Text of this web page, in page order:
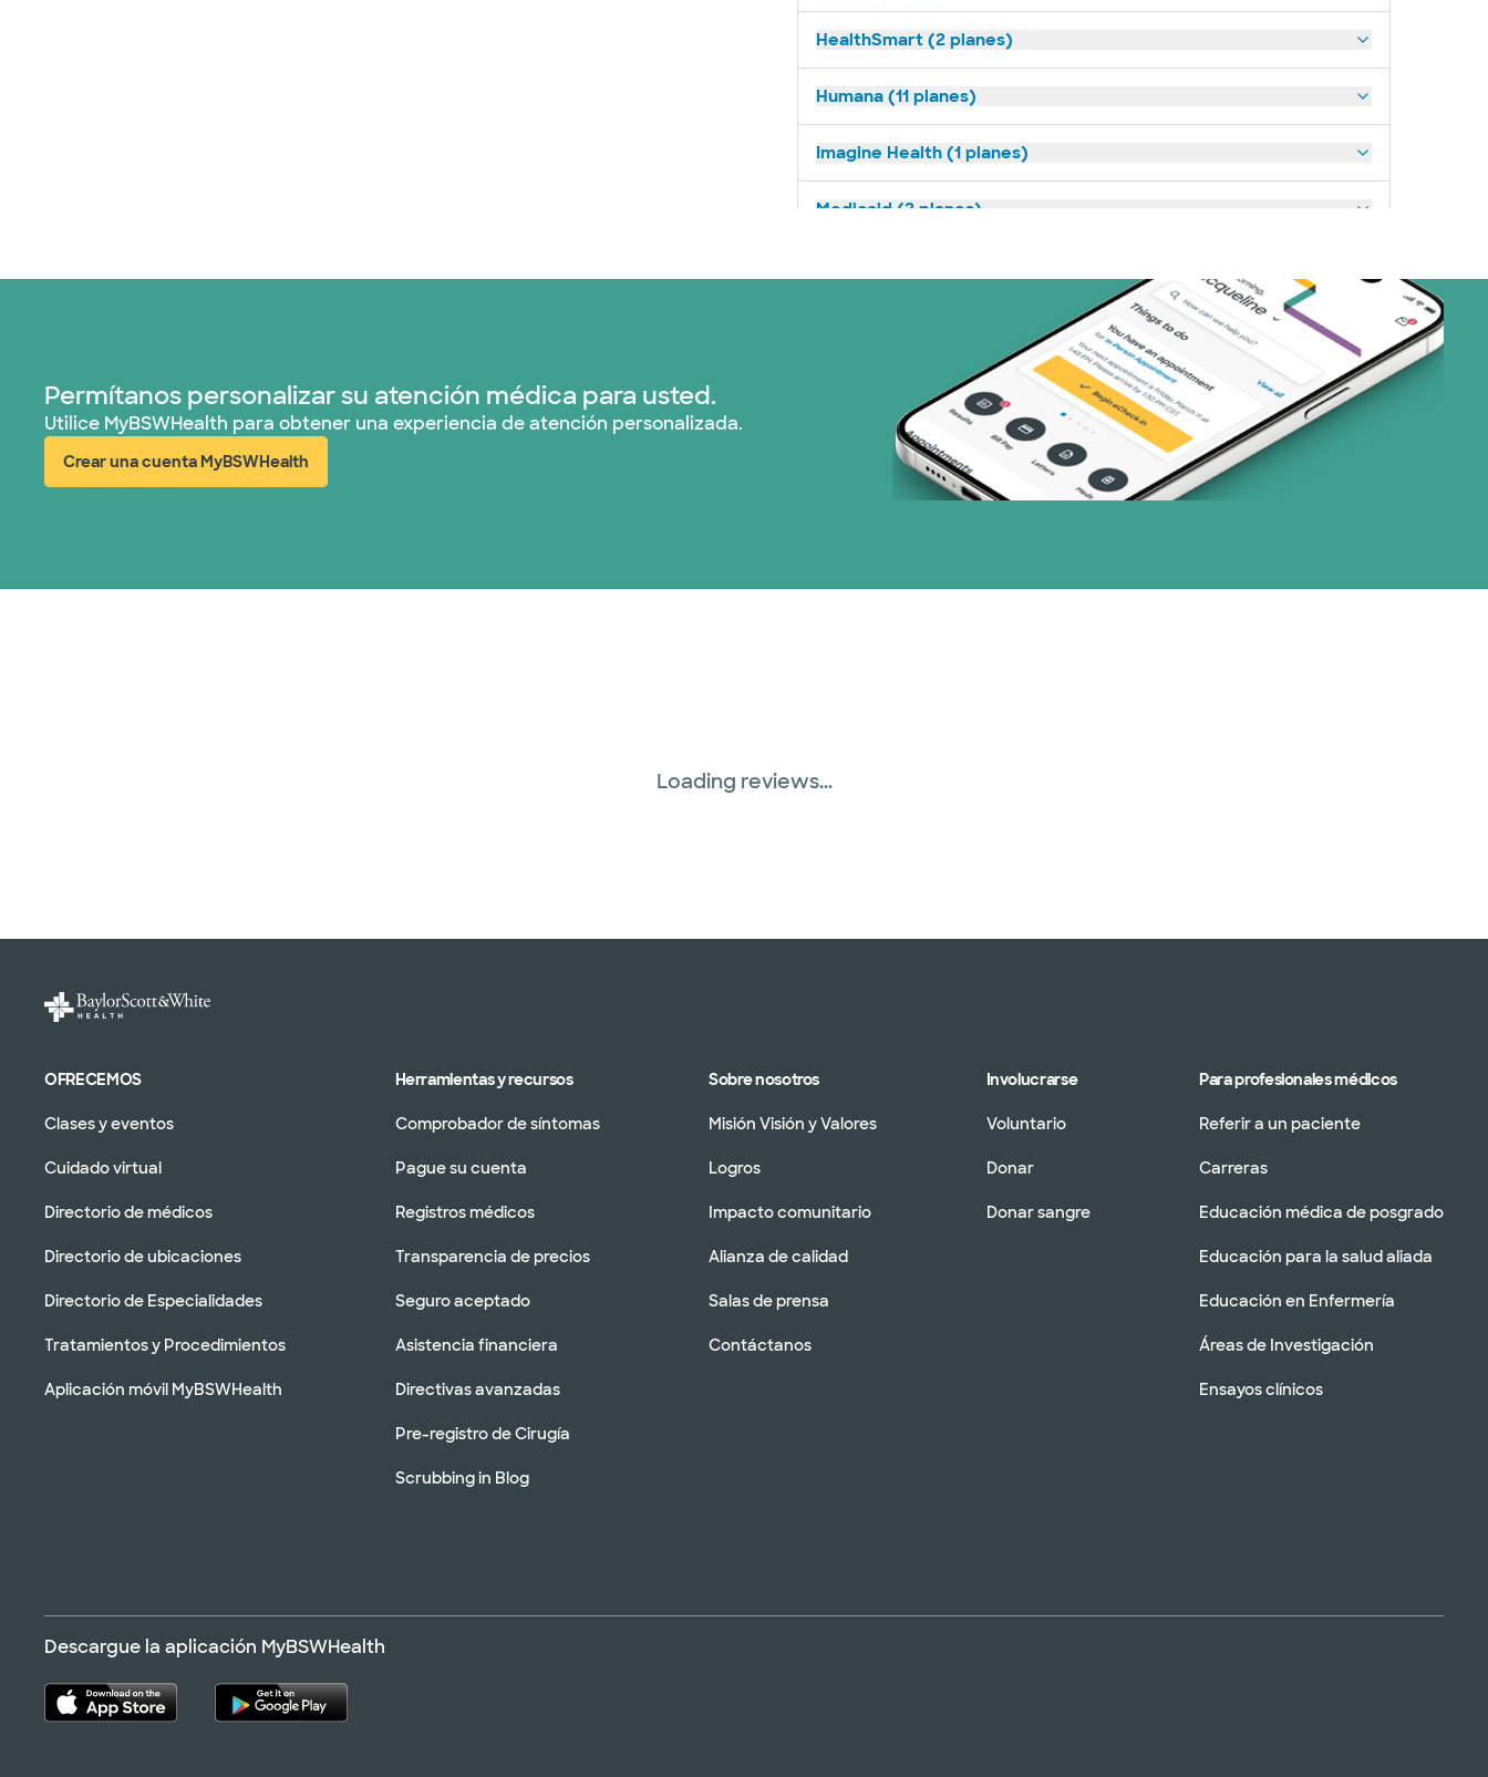
HealthSmart (2 planes)
Humana (11 planes)
Imagine Health (1 planes)
Medicaid (2 planes)
Nebraska Furniture Mart (3 planes)
Prism Electric (1 planes)
Plan de Salud Superior (3 planes)
TriWest HealthCare (1 planes)
Permítanos personalizar su atención médica para usted.
Utilice MyBSWHealth para obtener una experiencia de atención personalizada.
Crear una cuenta MyBSWHealth
(abre en ventana nueva)
Loading reviews...
OFRECEMOS
Clases y eventos
Cuidado virtual
Directorio de médicos
Directorio de ubicaciones
Directorio de Especialidades
Tratamientos y Procedimientos
Aplicación móvil MyBSWHealth
Herramientas y recursos
Comprobador de síntomas
Pague su cuenta
Registros médicos
Transparencia de precios
Seguro aceptado
Asistencia financiera
Directivas avanzadas
Pre-registro de Cirugía
Scrubbing in Blog
Sobre nosotros
Misión Visión y Valores
Logros
Impacto comunitario
Alianza de calidad
Salas de prensa
Contáctanos
Involucrarse
Voluntario
Donar
Donar sangre
Para profesionales médicos
Referir a un paciente
Carreras
Educación médica de posgrado
Educación para la salud aliada
Educación en Enfermería
Áreas de Investigación
Ensayos clínicos
Descargue la aplicación MyBSWHealth